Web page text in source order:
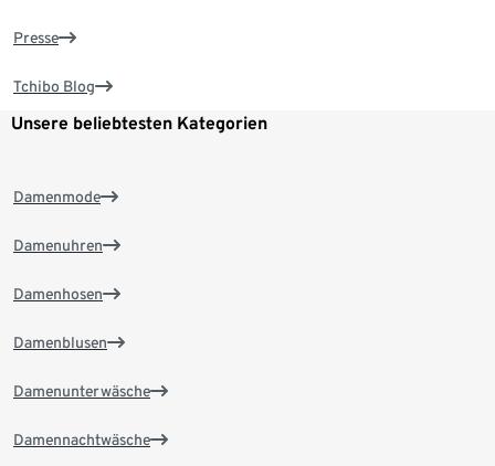
Presse
Tchibo Blog
Unsere beliebtesten Kategorien
Damenmode
Damenuhren
Damenhosen
Damenblusen
Damenunterwäsche
Damennachtwäsche